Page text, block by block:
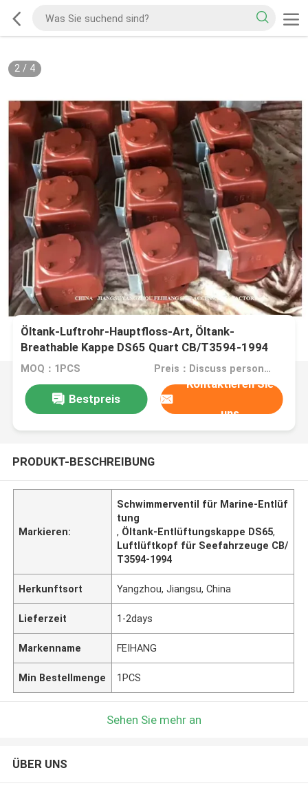
2/ 4
Öltank-Luftrohr-Hauptfloss-Art, Öltank-
Breathable Kappe DS65 Quart CB/T3594-1994
MOQ：1PCS Preis：Discuss personally
Bestpreis
Kontaktieren Sie
uns
PRODUKT-BESCHREIBUNG
Markieren:
Schwimmerventil für Marine-Entlüf
tung
, Öltank-Entlüftungskappe DS65,
Luftlüftkopf für Seefahrzeuge CB/
T3594-1994
Herkunftsort Yangzhou, Jiangsu, China
Lieferzeit 1-2days
Markenname FEIHANG
Min Bestellmenge 1PCS
Sehen Sie mehr an
ÜBER UNS